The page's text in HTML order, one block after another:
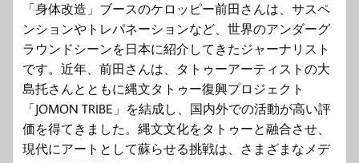
「身体改造」ブースのケロッピー前田さんは、サスペ
ンションやトレパネーションなど、世界のアンダーグ
ラウンドシーンを日本に紹介してきたジャーナリスト
です。近年、前田さんは、タトゥーアーティストの大
島托さんとともに縄文タトゥー復興プロジェクト
「JOMON TRIBE」を結成し、国内外での活動が高い評
価を得てきました。縄文文化をタトゥーと融合させ、
現代にアートとして蘇らせる挑戦は、さまざまなメデ